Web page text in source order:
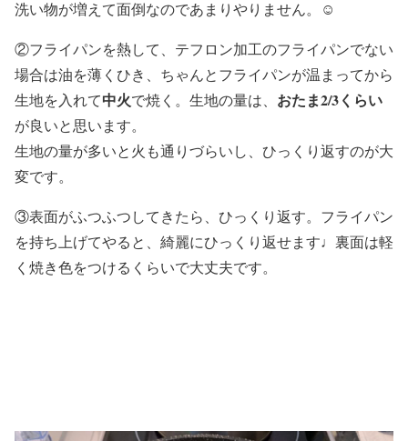
洗い物が増えて面倒なのであまりやりません。☺️
②フライパンを熱して、テフロン加工のフライパンでない
場合は油を薄くひき、ちゃんとフライパンが温まってから
生地を入れて中火で焼く。生地の量は、 おたま2/3くらい
が良いと思います。
生地の量が多いと火も通りづらいし、ひっくり返すのが大
変です。
③表面がふつふつしてきたら、ひっくり返す。フライパン
を持ち上げてやると、綺麗にひっくり返せます♩裏面は軽
く焼き色をつけるくらいで大丈夫です。